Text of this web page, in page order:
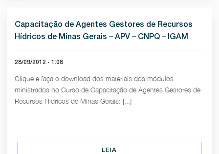
Capacitação de Agentes Gestores de Recursos
Hídricos de Minas Gerais – APV – CNPQ – IGAM
28/09/2012 - 1:08
Clique e faça o download dos materiais dos módulos
ministrados no Curso de Capacitação de Agentes Gestores de
Recursos Hídricos de Minas Gerais: [...]
LEIA